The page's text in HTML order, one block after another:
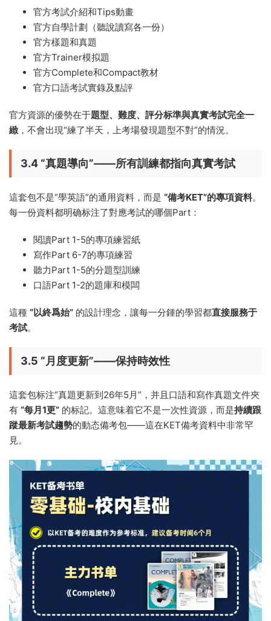
官方考試介紹和Tips動畫
官方自學計劃（聽說讀寫各一份）
官方樣題和真題
官方Trainer模拟題
官方Complete和Compact教材
官方口語考試實錄及點評
官方資源的優勢在于題型、難度、評分标準與真實考試完全一
緻 ，不會出現“練了半天，上考場發現題型不對”的情況。
3.4 “真題導向”——所有訓練都指向真實考試
這套包不是“學英語”的通用資料，而是 “備考KET”的專項資料。
每一份資料都明确标注了對應考試的哪個Part：
閱讀Part 1-5的專項練習紙
寫作Part 6-7的專項練習
聽力Part 1-5的分題型訓練
口語Part 1-2的題庫和模闆
這種 “以終爲始” 的設計理念，讓每一分鍾的學習都直接服務于
考試。
3.5 “月度更新”——保持時效性
這套包标注“真題更新到26年5月”，并且口語和寫作真題文件夾
有 “每月1更” 的标記。這意味着它不是一次性資源，而是持續跟
蹤最新考試趨勢的動态備考包——這在KET備考資料中非常罕
見。